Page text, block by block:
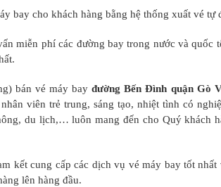
bay cho khách hàng bằng hệ thống xuất vé tự
miễn phí các đường bay trong nước và quốc
bán vé máy bayđường Bến Đình quận Gò
viên trẻ trung, sáng tạo, nhiệt tình có
du lịch,… luôn mang đến cho Quý khách
kết cung cấp các dịch vụ vé máy bay tốt
lên hàng đầu.